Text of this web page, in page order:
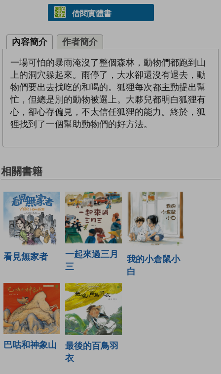
借閱實體書
內容簡介 作者簡介
一場可怕的暴雨淹沒了整個森林，動物們都跑到山
上的洞穴躲起來。雨停了，大水卻還沒有退去，動
物們要出去找吃的和喝的。狐狸每次都主動提出幫
忙，但總是別的動物被選上。大夥兒都明白狐狸有
心，卻心存偏見，不太信任狐狸的能力。終於，狐
狸找到了一個幫助動物們的好方法。
相關書籍
看見無家者
一起來過三月
三
我的小倉鼠小
白
巴咕和神象山
最後的百鳥羽
衣